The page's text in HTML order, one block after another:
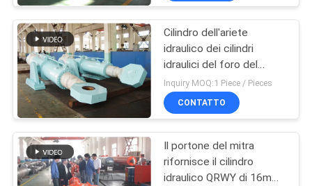
telescopici
Cilindro idraulico
heavy duty
Cilindro dell'ariete
idraulico dei cilindri
idraulici del foro del
caricatore del trattore
grande
Inquiry MOQ:1 Piece / Pieces
CONTATTO
Il portone del mitra
rifornisce il cilindro
idraulico QRWY di 16m